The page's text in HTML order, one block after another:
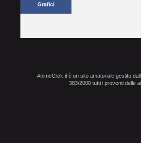
Grafici
AnimeClick.it è un sito amatoriale gestito
383/2000 tutti i proventi delle